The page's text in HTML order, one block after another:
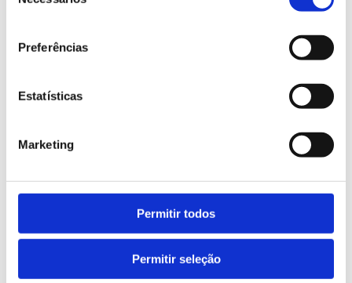
Preferências
Estatísticas
Marketing
Permitir todos
Permitir seleção
Canadá
Nova Zelândia